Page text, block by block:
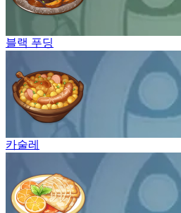
블랙 푸딩
카술레